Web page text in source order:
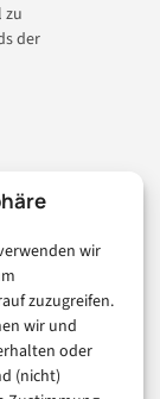
wir
zuzugreifen.
wir und
oder
(nicht)
zu
der